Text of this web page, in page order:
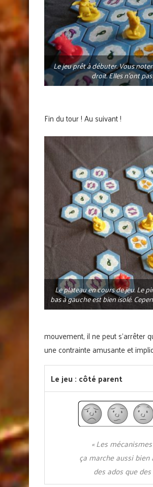
Le jeu prêt à débuter. Vous
droit. Elles n’ont
Fin du tour ! Au suivant !
Le plateau en cours de jeu. Le
bas à gauche est bien isolé.
mouvement, il ne peut s’arrêter
une contrainte amusante et
Le jeu : côté parent
« Les
ça marche aussi bien
des ados que